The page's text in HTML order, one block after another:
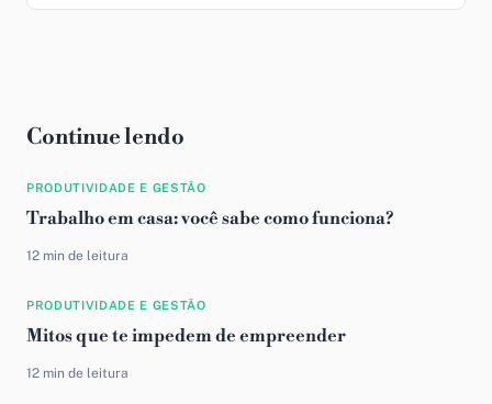
Continue lendo
PRODUTIVIDADE E GESTÃO
Trabalho em casa: você sabe como funciona?
12 min de leitura
PRODUTIVIDADE E GESTÃO
Mitos que te impedem de empreender
12 min de leitura